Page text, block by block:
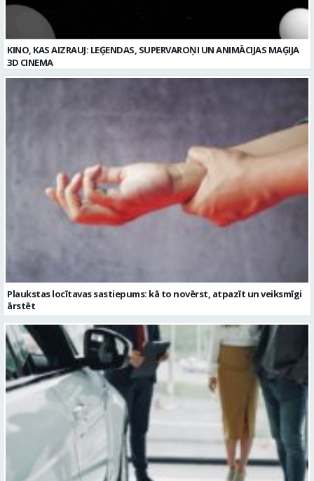
KINO, KAS AIZRAUJ: LEĢENDAS, SUPERVAROŅI UN ANIMĀCIJAS MAĢIJA
3D CINEMA
Plaukstas locītavas sastiepums: kā to novērst, atpazīt un veiksmīgi
ārstēt